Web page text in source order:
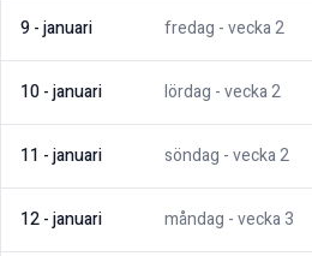
9-januari fredag - vecka2
10-januari lördag - vecka2
11 -januari söndag - vecka2
12-januari måndag - vecka3